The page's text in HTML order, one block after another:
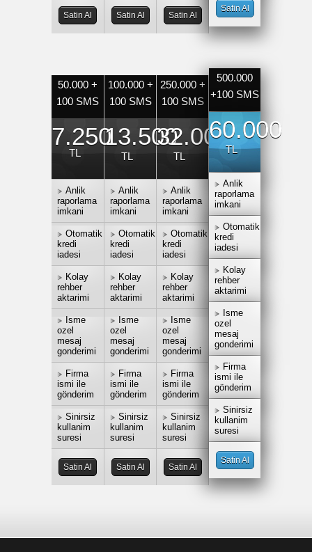
Satin Al Satin Al Satin Al
Satin Al
50.000 +
100 SMS
100.000 +
100 SMS
250.000 +
100 SMS
500.000
+100 SMS
7.250
TL
13.500
TL
32.000
TL
60.000
TL
Anlik
raporlama
imkani
Anlik
raporlama
imkani
Anlik
raporlama
imkani
Anlik
raporlama
imkani
Otomatik
kredi
iadesi
Otomatik
kredi
iadesi
Otomatik
kredi
iadesi
Otomatik
kredi
iadesi
Kolay
rehber
aktarimi
Kolay
rehber
aktarimi
Kolay
rehber
aktarimi
Kolay
rehber
aktarimi
Isme
ozel
mesaj
gonderimi
Isme
ozel
mesaj
gonderimi
Isme
ozel
mesaj
gonderimi
Isme
ozel
mesaj
gonderimi
Firma
ismi ile
gönderim
Firma
ismi ile
gönderim
Firma
ismi ile
gönderim
Firma
ismi ile
gönderim
Sinirsiz
kullanim
suresi
Sinirsiz
kullanim
suresi
Sinirsiz
kullanim
suresi
Sinirsiz
kullanim
suresi
Satin Al Satin Al Satin Al
Satin Al